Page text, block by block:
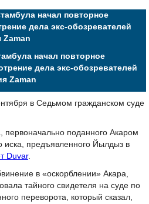
начал повторное
дела экс-обозревателей
Zaman
в Седьмом гражданском суде
первоначально поданного Акаром
иска, предъявленного Йылдыз в
Duvar.
в «оскорблении» Акара,
тайного свидетеля на суде по
переворота, который сказал,